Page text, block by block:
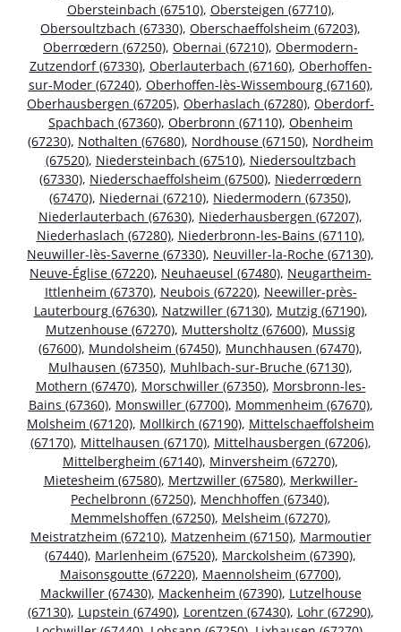
Obersteinbach (67510), Obersteigen (67710),
Obersoultzbach (67330), Oberschaeffolsheim (67203),
Oberrœdern (67250), Obernai (67210), Obermodern-
Zutzendorf (67330), Oberlauterbach (67160), Oberhoffen-
sur-Moder (67240), Oberhoffen-lès-Wissembourg (67160),
Oberhausbergen (67205), Oberhaslach (67280), Oberdorf-
Spachbach (67360), Oberbronn (67110), Obenheim
(67230), Nothalten (67680), Nordhouse (67150), Nordheim
(67520), Niedersteinbach (67510), Niedersoultzbach
(67330), Niederschaeffolsheim (67500), Niederrœdern
(67470), Niedernai (67210), Niedermodern (67350),
Niederlauterbach (67630), Niederhausbergen (67207),
Niederhaslach (67280), Niederbronn-les-Bains (67110),
Neuwiller-lès-Saverne (67330), Neuviller-la-Roche (67130),
Neuve-Église (67220), Neuhaeusel (67480), Neugartheim-
Ittlenheim (67370), Neubois (67220), Neewiller-près-
Lauterbourg (67630), Natzwiller (67130), Mutzig (67190),
Mutzenhouse (67270), Muttersholtz (67600), Mussig
(67600), Mundolsheim (67450), Munchhausen (67470),
Mulhausen (67350), Muhlbach-sur-Bruche (67130),
Mothern (67470), Morschwiller (67350), Morsbronn-les-
Bains (67360), Monswiller (67700), Mommenheim (67670),
Molsheim (67120), Mollkirch (67190), Mittelschaeffolsheim
(67170), Mittelhausen (67170), Mittelhausbergen (67206),
Mittelbergheim (67140), Minversheim (67270),
Mietesheim (67580), Mertzwiller (67580), Merkwiller-
Pechelbronn (67250), Menchhoffen (67340),
Memmelshoffen (67250), Melsheim (67270),
Meistratzheim (67210), Matzenheim (67150), Marmoutier
(67440), Marlenheim (67520), Marckolsheim (67390),
Maisonsgoutte (67220), Maennolsheim (67700),
Mackwiller (67430), Mackenheim (67390), Lutzelhouse
(67130), Lupstein (67490), Lorentzen (67430), Lohr (67290),